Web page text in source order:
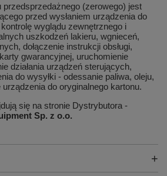
przedsprzedażnego (zerowego) jest
przed wysłaniem urządzenia do
wyglądu zewnętrznego i
uszkodzeń lakieru, wgnieceń,
dołączenie instrukcji obsługi,
gwarancyjnej, uruchomienie
działania urządzeń sterujących,
do wysyłki - odessanie paliwa, oleju,
do oryginalnego kartonu.
się na stronie Dystrybutora -
Sp. z o.o.